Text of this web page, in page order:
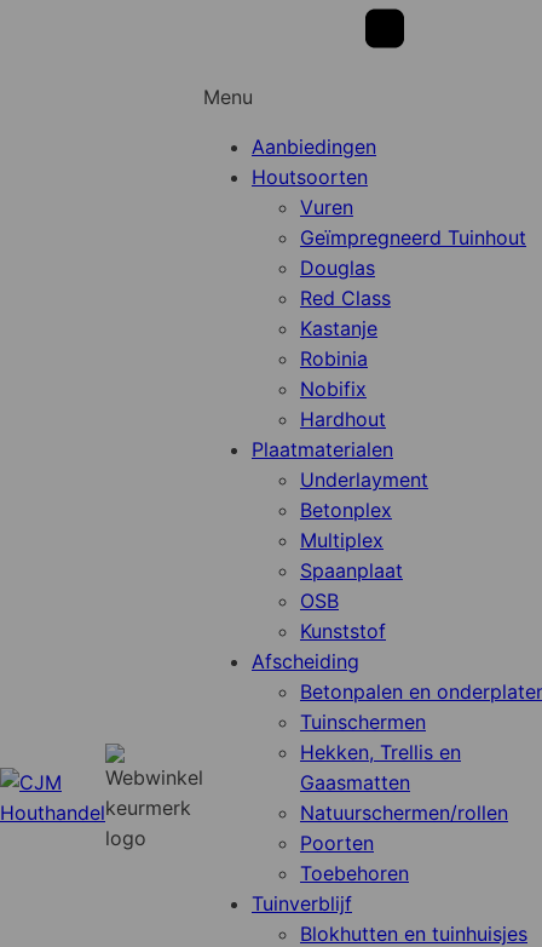
Menu
Aanbiedingen
Houtsoorten
Vuren
Geïmpregneerd Tuinhout
Douglas
Red Class
Kastanje
Robinia
Nobifix
Hardhout
Plaatmaterialen
Underlayment
Betonplex
Multiplex
Spaanplaat
OSB
Kunststof
Afscheiding
Betonpalen en
Tuinschermen
Hekken, Trellis en
Gaasmatten
Natuurschermen/rollen
Poorten
Toebehoren
Tuinverblijf
Blokhutten en tuinhuisjes